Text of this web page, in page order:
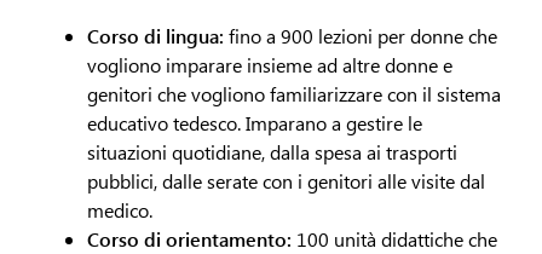
Corso di lingua: fino a 900 lezioni per donne che
vogliono imparare insieme ad altre donne e
genitori che vogliono familiarizzare con il sistema
educativo tedesco. Imparano a gestire le
situazioni quotidiane, dalla spesa ai trasporti
pubblici, dalle serate con i genitori alle visite dal
medico.
Corso di orientamento: 100 unità didattiche che